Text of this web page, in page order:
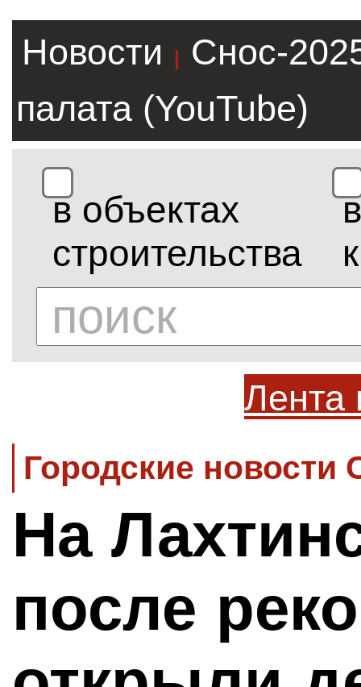
Новости |
Снос-
палата (YouTube)
в объектах
строительства
в
Лента
Городские новости
На
после